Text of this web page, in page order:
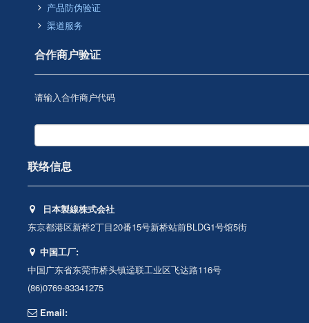
产品防伪验证
渠道服务
合作商户验证
请输入合作商户代码
联络信息
日本製線株式会社
东京都港区新桥2丁目20番15号新桥站前BLDG1号馆5街
中国工厂:
中国广东省东莞市桥头镇迳联工业区飞达路116号
(86)0769-83341275
Email: